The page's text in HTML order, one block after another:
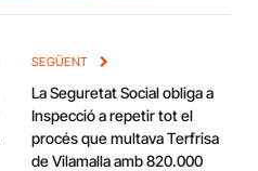
SEGÜENT
La Seguretat Social obliga a
Inspecció a repetir tot el
procés que multava Terfrisa
de Vilamalla amb 820.000